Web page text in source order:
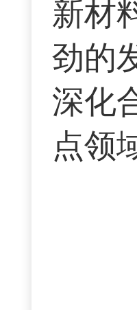
新材
劲的
深化
点领